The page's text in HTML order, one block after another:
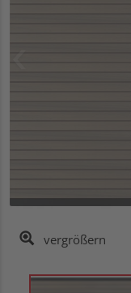
vergrößern